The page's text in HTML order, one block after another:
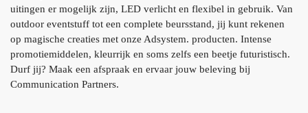
uitingen er mogelijk zijn, LED verlicht en flexibel in gebruik. Van
outdoor eventstuff tot een complete beursstand, jij kunt rekenen
op magische creaties met onze Adsystem. producten. Intense
promotiemiddelen, kleurrijk en soms zelfs een beetje futuristisch.
Durf jij? Maak een afspraak en ervaar jouw beleving bij
Communication Partners.